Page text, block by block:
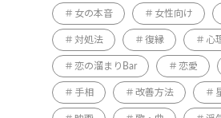
女の本音 女性向け
対処法 復縁 心
恋の溜まりBar 恋愛
手相 改善方法